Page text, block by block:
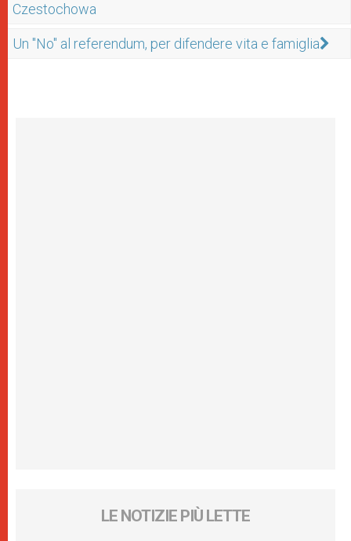
Czestochowa
Un "No" al referendum, per difendere vita e famiglia
LE NOTIZIE PIÙ LETTE